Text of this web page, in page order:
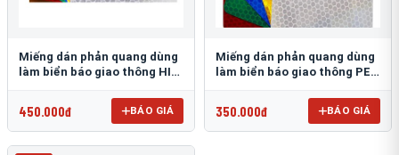
Miếng dán phản quang dùng
làm biển báo giao thông HIP
450.000đ BÁO GIÁ
Miếng dán phản quang dùng
làm biển báo giao thông PEG
350.000đ BÁO GIÁ